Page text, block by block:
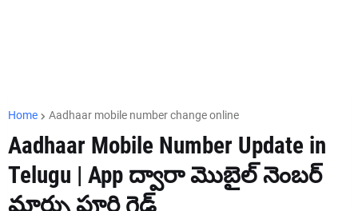
Home Aadhaar mobile number change online
Aadhaar Mobile Number Update in
Telugu | App ద్వారా మొబైల్ నెంబర్
మార్పు పూర్తి గైడ్